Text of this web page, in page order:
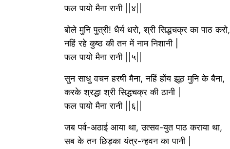
फल पायो मैना रानी ||४||
बोले मुनि पुत्री! धैर्य धरो, श्री सिद्धचक्र का पाठ करो,
नहिं रहे कुष्ठ की तन में नाम निशानी |
फल पायो मैना रानी ||५||
सुन साधु वचन हरषी मैना, नहिं होंय झूठ मुनि के बैना,
करके श्रद्धा श्री सिद्धचक्र की ठानी |
फल पायो मैना रानी ||६||
जब पर्व-अठाई आया था, उत्सव-युत पाठ कराया था,
सब के तन छिड़का यंत्र-न्हवन का पानी |